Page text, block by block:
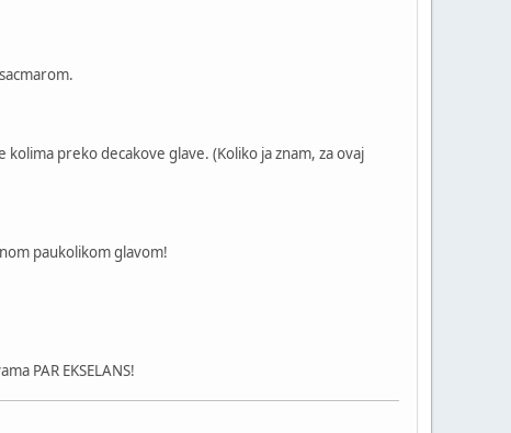
preko decakove glave. (Koliko ja znam, za ovaj
paukolikom glavom!
PAR EKSELANS!